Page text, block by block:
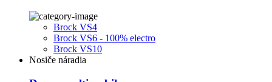
Brock VS4
Brock VS6 - 100% electro
Brock VS10
Nosiče náradia